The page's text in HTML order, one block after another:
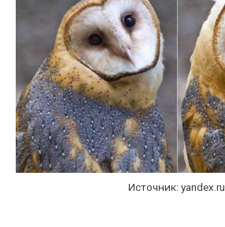
Источник: yandex.ru